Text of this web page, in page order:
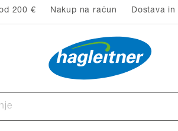
200 € Nakup na račun Dostava